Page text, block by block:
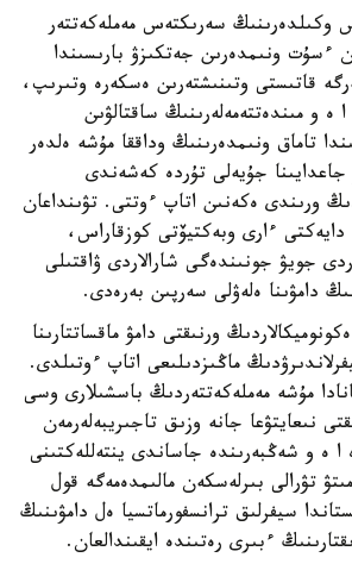
وكىلدەرىنىڭ سەرىكتەس مەملەكەتتەر
ءسۇت ونىمدەرىن جەتكىزۋ بارىسىندا
قاتىستى وتىنىشتەرىن ەسكەرە وتىرىپ،
ە و مىندەتتەمەلەرىنىڭ ساقتالۋىن
تاماق ونىمدەرىنىڭ وداققا مۇشە ەلدەر
جاعدايىنا جۇيەلى تۇردە كەشەندى
ورىندى ەكەنىن اتاپ ءوتتى. تۋىنداعان
دايەكتى ءارى وبەكتيۆتى كوزقاراس،
جويۋ جونىندەگى شارالاردى ۋاقتىلى
دامۋىنا ەلەۋلى سەرپىن بەرەدى.
ورنىقتى دامۋ ماقساتتارىنا
ماڭىزدىلىعى اتاپ ءوتىلدى.
مۇشە مەملەكەتتەردىڭ باسشىلارى وسى
نىعايتۋعا جانە وزىق تاجىريبەلەرمەن
ە ا ە و شەڭبەرىندە جاساندى ينتەللەكتىنى
تۋرالى بىرلەسكەن مالىمدەمەگە قول
سيفرلىق ترانسفورماتسيا ەل دامۋىنىڭ
ءبىرى رەتىندە ايقىندالعان.